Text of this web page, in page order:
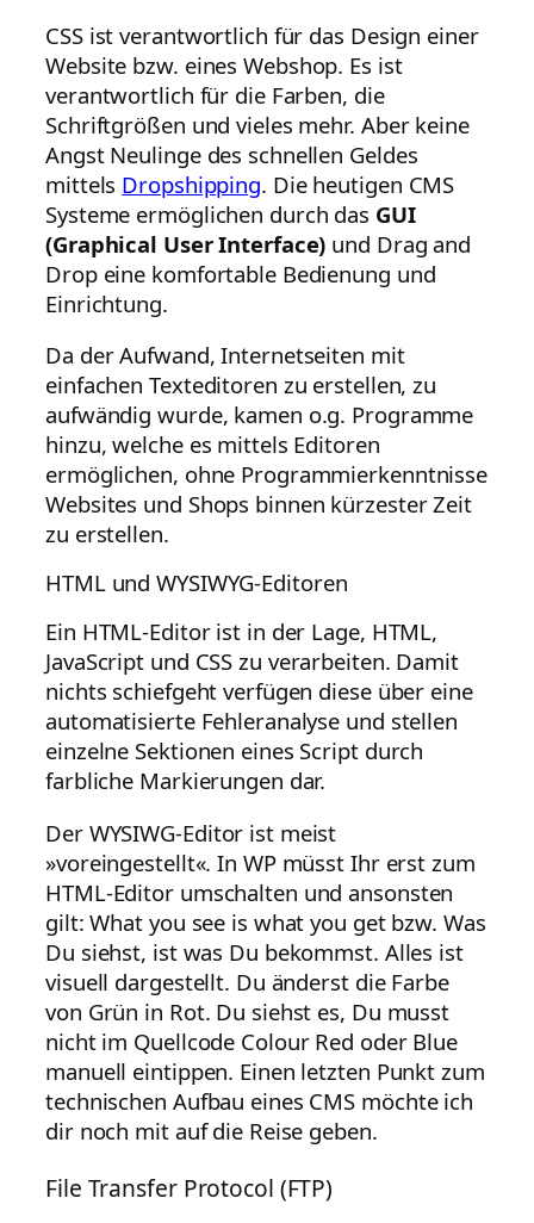
CSS ist verantwortlich für das Design einer
Website bzw. eines Webshop. Es ist
verantwortlich für die Farben, die
Schriftgrößen und vieles mehr. Aber keine
Angst Neulinge des schnellen Geldes
mittels Dropshipping. Die heutigen CMS
Systeme ermöglichen durch das GUI
(Graphical User Interface) und Drag and
Drop eine komfortable Bedienung und
Einrichtung.
Da der Aufwand, Internetseiten mit
einfachen Texteditoren zu erstellen, zu
aufwändig wurde, kamen o.g. Programme
hinzu, welche es mittels Editoren
ermöglichen, ohne Programmierkenntnisse
Websites und Shops binnen kürzester Zeit
zu erstellen.
HTML und WYSIWYG-Editoren
Ein HTML-Editor ist in der Lage, HTML,
JavaScript und CSS zu verarbeiten. Damit
nichts schiefgeht verfügen diese über eine
automatisierte Fehleranalyse und stellen
einzelne Sektionen eines Script durch
farbliche Markierungen dar.
Der WYSIWG-Editor ist meist
»voreingestellt«. In WP müsst Ihr erst zum
HTML-Editor umschalten und ansonsten
gilt: What you see is what you get bzw. Was
Du siehst, ist was Du bekommst. Alles ist
visuell dargestellt. Du änderst die Farbe
von Grün in Rot. Du siehst es, Du musst
nicht im Quellcode Colour Red oder Blue
manuell eintippen. Einen letzten Punkt zum
technischen Aufbau eines CMS möchte ich
dir noch mit auf die Reise geben.
File Transfer Protocol (FTP)